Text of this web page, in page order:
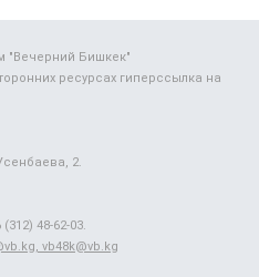
"Вечерний Бишкек"
ресурсах гиперссылка на
2.
(312) 48-62-03.
vb48k@vb.kg